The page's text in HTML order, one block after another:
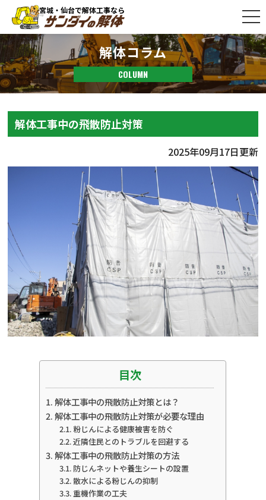
宮城・仙台で解体工事なら
解体コラム
COLUMN
解体工事中の飛散防止対策
2025年09月17日更新
目次
解体工事中の飛散防止対策とは？
解体工事中の飛散防止対策が必要な理由
粉じんによる健康被害を防ぐ
近隣住民とのトラブルを回避する
解体工事中の飛散防止対策の方法
防じんネットや養生シートの設置
散水による粉じんの抑制
重機作業の工夫